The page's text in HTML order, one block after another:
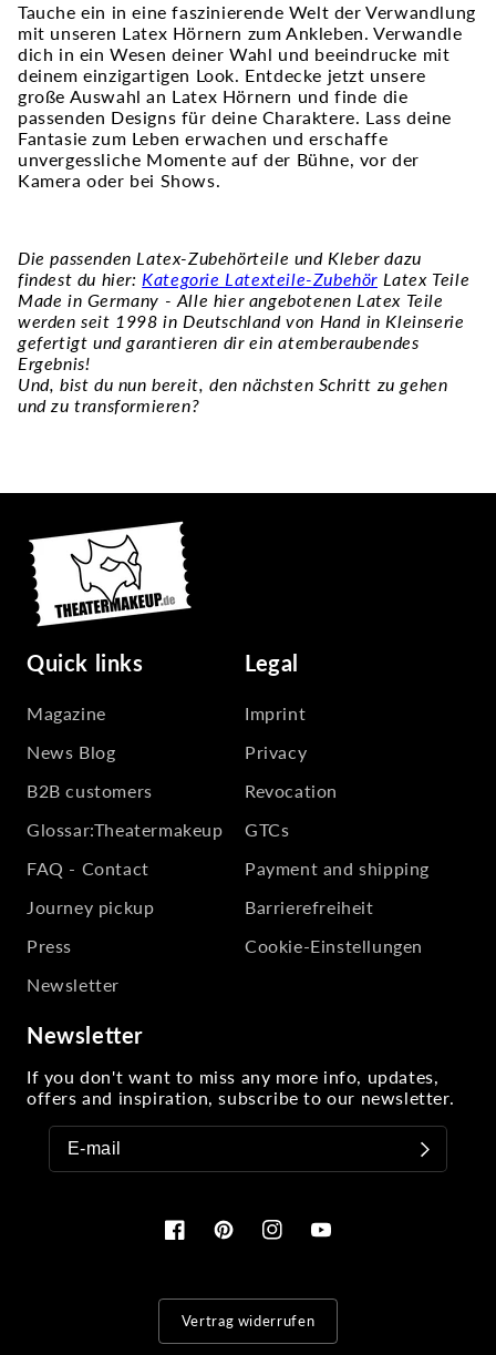
Tauche ein in eine faszinierende Welt der Verwandlung
mit unseren Latex Hörnern zum Ankleben. Verwandle
dich in ein Wesen deiner Wahl und beeindrucke mit
deinem einzigartigen Look. Entdecke jetzt unsere
große Auswahl an Latex Hörnern und finde die
passenden Designs für deine Charaktere. Lass deine
Fantasie zum Leben erwachen und erschaffe
unvergessliche Momente auf der Bühne, vor der
Kamera oder bei Shows.
Die passenden Latex-Zubehörteile und Kleber dazu
findest du hier: Kategorie Latexteile-Zubehör Latex Teile
Made in Germany - Alle hier angebotenen Latex Teile
werden seit 1998 in Deutschland von Hand in Kleinserie
gefertigt und garantieren dir ein atemberaubendes
Ergebnis!
Und, bist du nun bereit, den nächsten Schritt zu gehen
und zu transformieren?
Quick links
Magazine
News Blog
B2B customers
Glossar:Theatermakeup
FAQ - Contact
Journey pickup
Press
Newsletter
Legal
Imprint
Privacy
Revocation
GTCs
Payment and shipping
Barrierefreiheit
Cookie-Einstellungen
Newsletter
If you don't want to miss any more info, updates,
offers and inspiration, subscribe to our newsletter.
FacebookPinterestInstagramYouTube
Vertrag widerrufen